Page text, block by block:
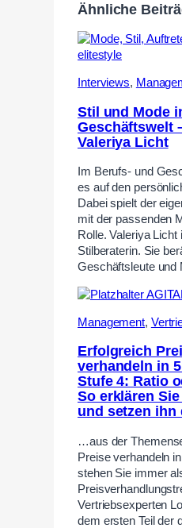
Ähnliche
Interviews,
Stil und Mode
Geschäftswelt
Valeriya Licht
Im Berufs- und
es auf den
Dabei spielt der
mit der passenden
Rolle. Valeriya Licht
Stilberaterin. Sie
Geschäftsleute und
Management,
Erfolgreich
verhandeln in
Stufe 4: Ratio
So erklären
und setzen ihn
…aus der
Preise verhandeln
stehen Sie immer
Vertriebsexperten
dem ersten Teil der